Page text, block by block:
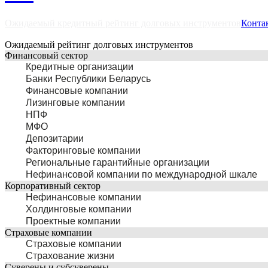
Ожидаемый рейтинг долговых инструментов
Финансовый сектор
Кредитные организации
Банки Республики Беларусь
Финансовые компании
Лизинговые компании
НПФ
МФО
Депозитарии
Факторинговые компании
Региональные гарантийные организации
Нефинансовой компании по международной шкале
Корпоративный сектор
Нефинансовые компании
Холдинговые компании
Проектные компании
Страховые компании
Страховые компании
Страхование жизни